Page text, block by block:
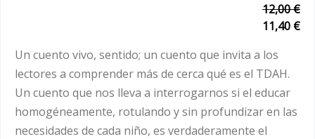
12,00 €
11,40 €
Un cuento vivo, sentido; un cuento que invita a los
lectores a comprender más de cerca qué es el TDAH.
Un cuento que nos lleva a interrogarnos si el educar
homogéneamente, rotulando y sin profundizar en las
necesidades de cada niño, es verdaderamente el